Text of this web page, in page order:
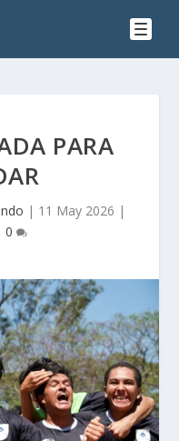
PARA
| 11 May 2026 |
0